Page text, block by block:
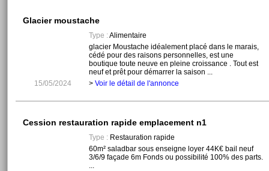
Glacier moustache
15/05/2024
Type :Alimentaire
glacier Moustache idéalement placé dans le marais,
cédé pour des raisons personnelles, est une
boutique toute neuve en pleine croissance . Tout est
neuf et prêt pour démarrer la saison ...
> Voir le détail de l'annonce
Cession restauration rapide emplacement n1
Type :Restauration rapide
60m² saladbar sous enseigne loyer 44K€ bail neuf
3/6/9 façade 6m Fonds ou possibilité 100% des parts.
...